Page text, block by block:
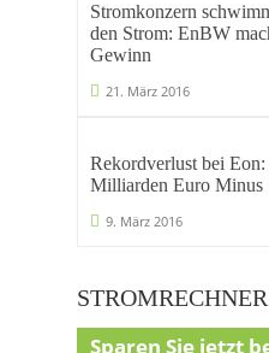
Stromkonzern
den Strom: EnBW
Gewinn
21. März 2016
Rekordverlust bei Eon:
Milliarden Euro Minus
9. März 2016
STROMRECHNER
Sparen Sie jetzt